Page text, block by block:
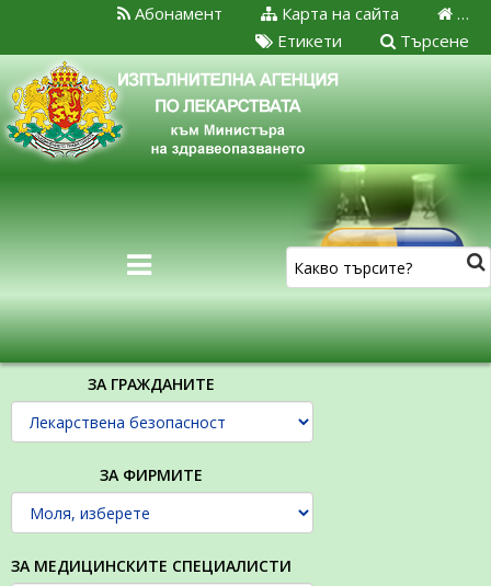
…
Карта на сайта
Абонамент
Търсене
Етикети
ЗА ГРАЖДАНИТЕ
ЗА ФИРМИТЕ
ЗА МЕДИЦИНСКИТЕ СПЕЦИАЛИСТИ